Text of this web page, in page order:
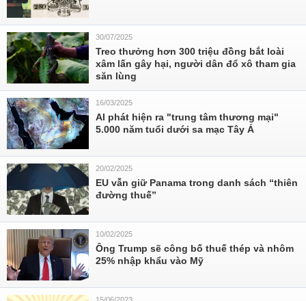
30/07/2025
Treo thưởng hơn 300 triệu đồng bắt loài
xâm lấn gây hại, người dân đổ xô tham gia
săn lùng
16/03/2025
AI phát hiện ra "trung tâm thương mại"
5.000 năm tuổi dưới sa mạc Tây Á
20/02/2025
EU vẫn giữ Panama trong danh sách “thiên
đường thuế”
10/02/2025
Ông Trump sẽ công bố thuế thép và nhôm
25% nhập khẩu vào Mỹ